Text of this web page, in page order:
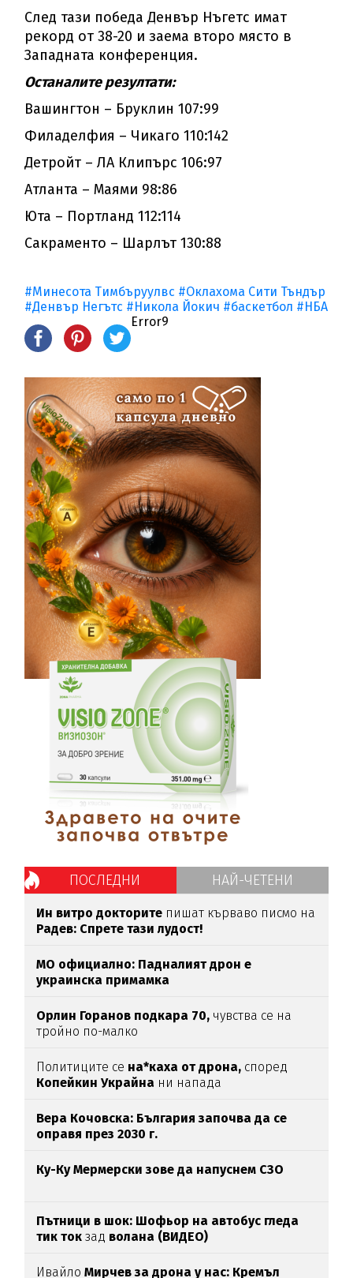
След тази победа Денвър Нъгетс имат
рекорд от 38-20 и заема второ място в
Западната конференция.
Останалите резултати:
Вашингтон – Бруклин 107:99
Филаделфия – Чикаго 110:142
Детройт – ЛА Клипърс 106:97
Атланта – Маями 98:86
Юта – Портланд 112:114
Сакраменто – Шарлът 130:88
#Минесота Тимбъруулвс #Оклахома Сити Тъндър
#Денвър Негътс #Никола Йокич #баскетбол #НБА
Error9
ПОСЛЕДНИ НАЙ-ЧЕТЕНИ
Ин витро докторите пишат кърваво писмо на
Радев: Спрете тази лудост!
МО официално: Падналият дрон е
украинска примамка
Орлин Горанов подкара 70, чувства се на
тройно по-малко
Политиците се на*каха от дрона, според
Копейкин Украйна ни напада
Вера Кочовска: България започва да се
оправя през 2030 г.
Ку-Ку Мермерски зове да напуснем СЗО
Пътници в шок: Шофьор на автобус гледа
тик ток зад волана (ВИДЕО)
ИвайлоМирчев за дрона у нас: Кремъл